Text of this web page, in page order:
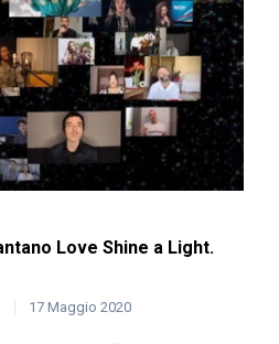
Love Shine a Light.
17 Maggio 2020